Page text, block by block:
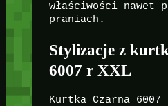
właściwości nawet
praniach.
Stylizacje z
6007 r XXL
Kurtka Czarna